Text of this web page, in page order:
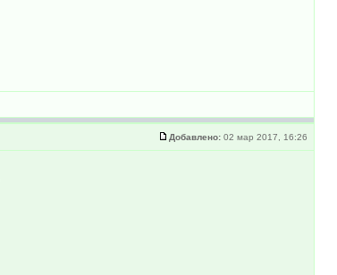
Добавлено: 02 мар 2017, 16:26